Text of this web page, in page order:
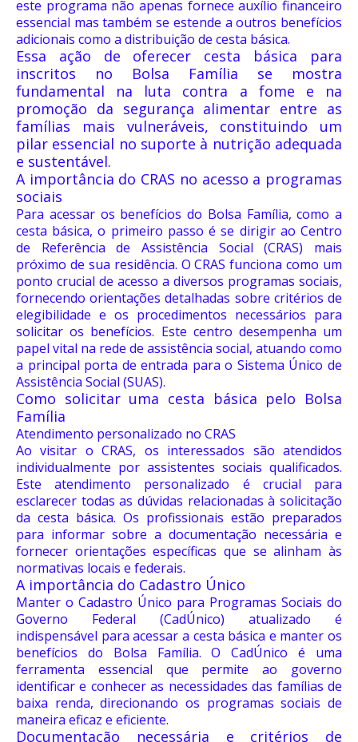
este programa não apenas fornece auxílio financeiro
essencial mas também se estende a outros benefícios
adicionais como a distribuição de cesta básica.
Essa ação de oferecer cesta básica para
inscritos no Bolsa Família se mostra
fundamental na luta contra a fome e na
promoção da segurança alimentar entre as
famílias mais vulneráveis, constituindo um
pilar essencial no suporte à nutrição adequada
e sustentável.
A importância do CRAS no acesso a programas
sociais
Para acessar os benefícios do Bolsa Família, como a
cesta básica, o primeiro passo é se dirigir ao Centro
de Referência de Assistência Social (CRAS) mais
próximo de sua residência. O CRAS funciona como um
ponto crucial de acesso a diversos programas sociais,
fornecendo orientações detalhadas sobre critérios de
elegibilidade e os procedimentos necessários para
solicitar os benefícios. Este centro desempenha um
papel vital na rede de assistência social, atuando como
a principal porta de entrada para o Sistema Único de
Assistência Social (SUAS).
Como solicitar uma cesta básica pelo Bolsa
Família
Atendimento personalizado no CRAS
Ao visitar o CRAS, os interessados são atendidos
individualmente por assistentes sociais qualificados.
Este atendimento personalizado é crucial para
esclarecer todas as dúvidas relacionadas à solicitação
da cesta básica. Os profissionais estão preparados
para informar sobre a documentação necessária e
fornecer orientações específicas que se alinham às
normativas locais e federais.
A importância do Cadastro Único
Manter o Cadastro Único para Programas Sociais do
Governo Federal (CadÚnico) atualizado é
indispensável para acessar a cesta básica e manter os
benefícios do Bolsa Família. O CadÚnico é uma
ferramenta essencial que permite ao governo
identificar e conhecer as necessidades das famílias de
baixa renda, direcionando os programas sociais de
maneira eficaz e eficiente.
Documentação necessária e critérios de